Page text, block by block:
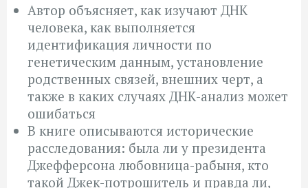
Автор объясняет, как изучают ДНК
человека, как выполняется
идентификация личности по
генетическим данным, установление
родственных связей, внешних черт, а
также в каких случаях ДНК-анализ может
ошибаться
В книге описываются исторические
расследования: была ли у президента
Джефферсона любовница-рабыня, кто
такой Джек-потрошитель и правда ли,